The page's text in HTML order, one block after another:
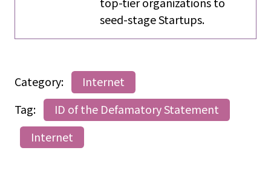
seed-stage Startups.
Category:
Internet
Tag:
ID of the Defamatory Statement
Internet